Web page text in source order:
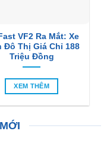
VF2 Ra Mắt: Xe
Đô Thị Giá Chỉ 188
Triệu Đồng
XEM THÊM